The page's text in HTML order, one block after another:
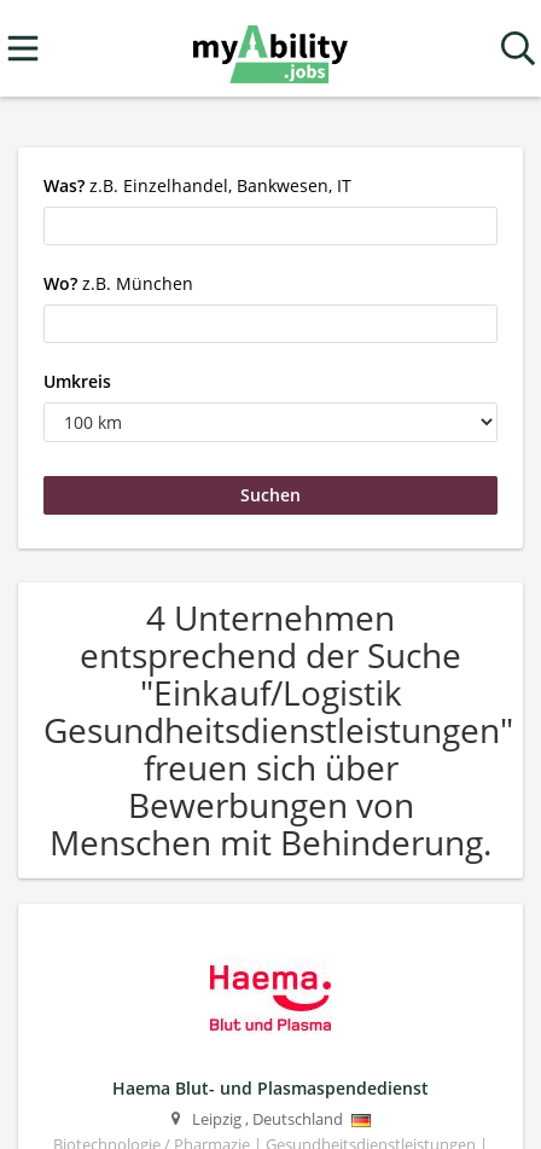
Was? z.B. Einzelhandel, Bankwesen, IT
Wo? z.B. München
Umkreis
4 Unternehmen
entsprechend der Suche
"Einkauf/Logistik
Gesundheitsdienstleistungen"
freuen sich über
Bewerbungen von
Menschen mit Behinderung.
Haema Blut- und Plasmaspendedienst
Leipzig, Deutschland